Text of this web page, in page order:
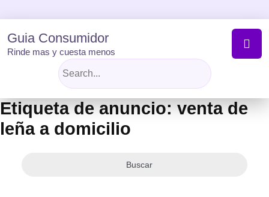
to
content
Guia Consumidor
Rinde mas y cuesta menos
Etiqueta de anuncio:venta de
leña a domicilio
Buscar